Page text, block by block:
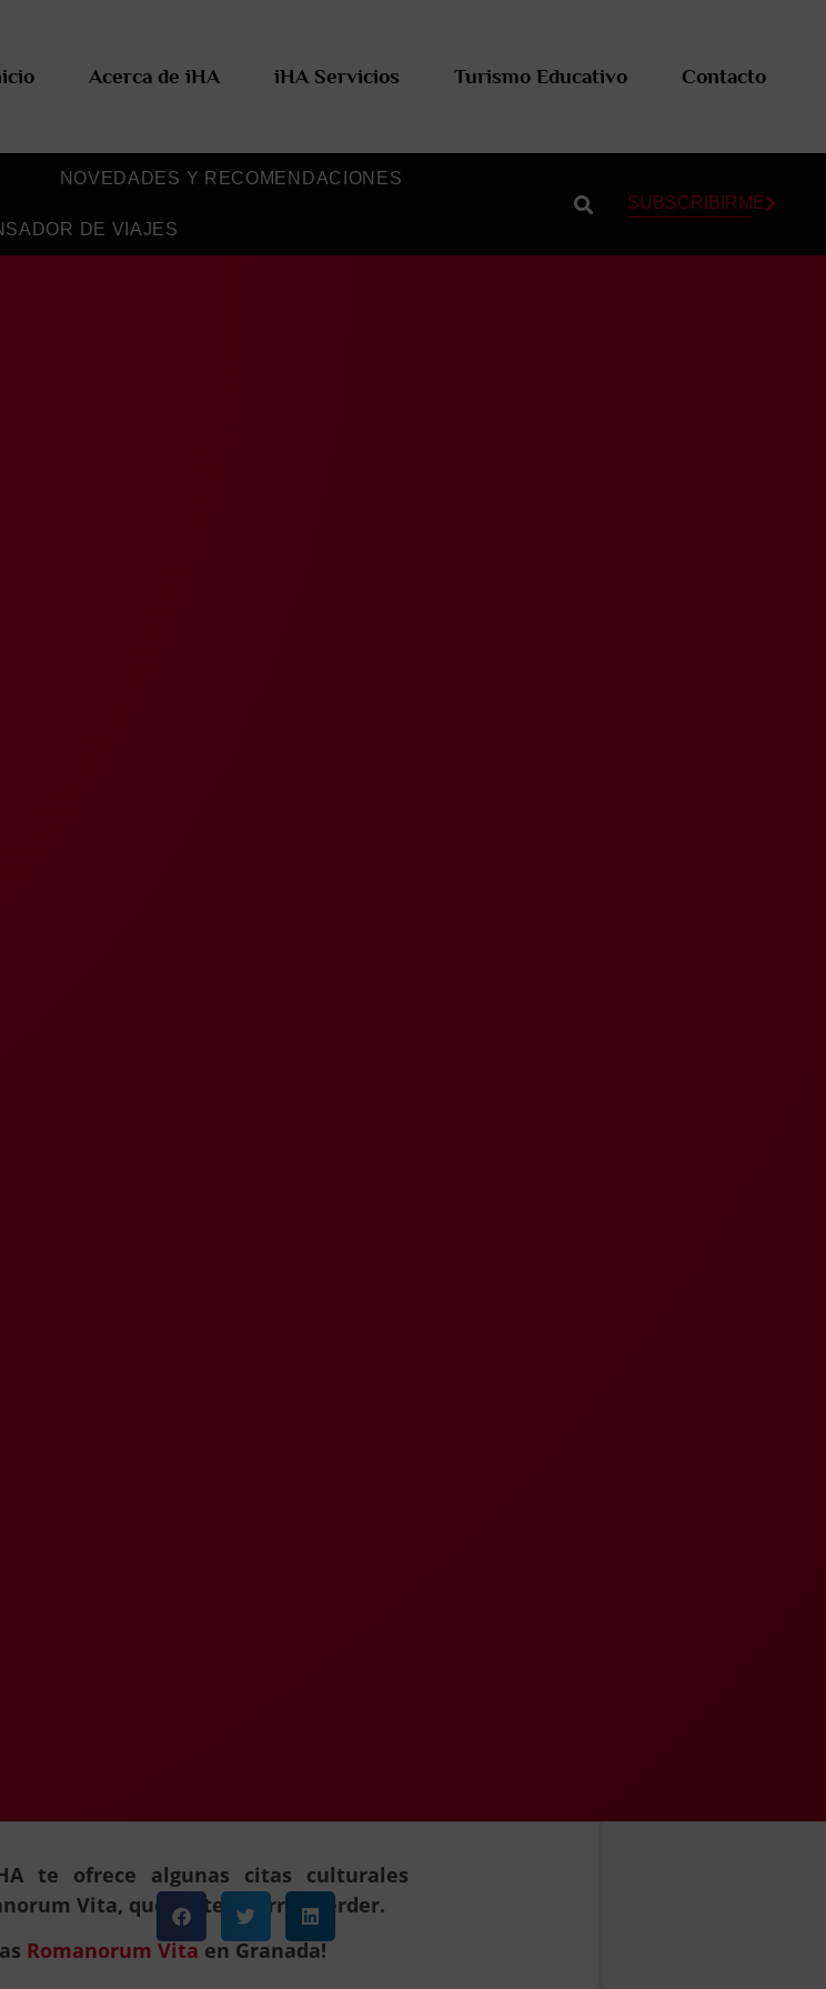
Acerca de iHA iHA Servicios Turismo Educativo Contacto
NOVEDADES Y RECOMENDACIONES
DE VIAJES
SUBSCRIBIRME
te ofrece algunas citas culturales
Vita, que no te querrás perder.
Romanorum Vitaen Granada!